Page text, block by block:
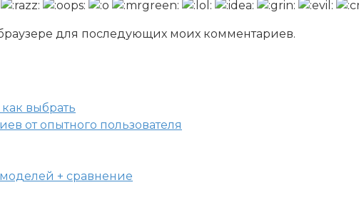
для последующих моих комментариев.
от опытного пользователя
+ сравнение